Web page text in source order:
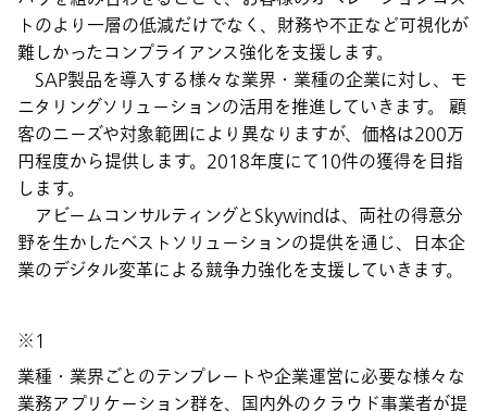
トのより一層の低減だけでなく、財務や不正など可視化が
難しかったコンプライアンス強化を支援します。
SAP製品を導入する様々な業界・業種の企業に対し、モ
ニタリングソリューションの活用を推進していきます。 顧
客のニーズや対象範囲により異なりますが、価格は200万
円程度から提供します。2018年度にて10件の獲得を目指
します。
アビームコンサルティングとSkywindは、両社の得意分
野を生かしたベストソリューションの提供を通じ、日本企
業のデジタル変革による競争力強化を支援していきます。
※1
業種・業界ごとのテンプレートや企業運営に必要な様々な
業務アプリケーション群を、国内外のクラウド事業者が提